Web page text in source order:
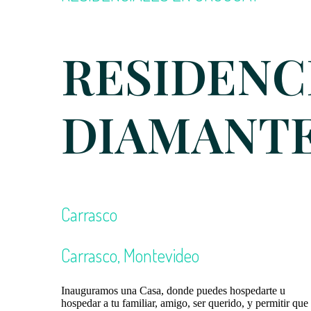
Carrasco
Carrasco, Montevideo
Inauguramos una Casa, donde puedes hospedarte u
hospedar a tu familiar, amigo, ser querido, y permitir que